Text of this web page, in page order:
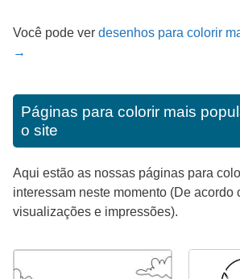
Você pode ver desenhos para colorir
→
Páginas para colorir mais
o site
Aqui estão as nossas páginas para
interessam neste momento (De acordo
visualizações e impressões).